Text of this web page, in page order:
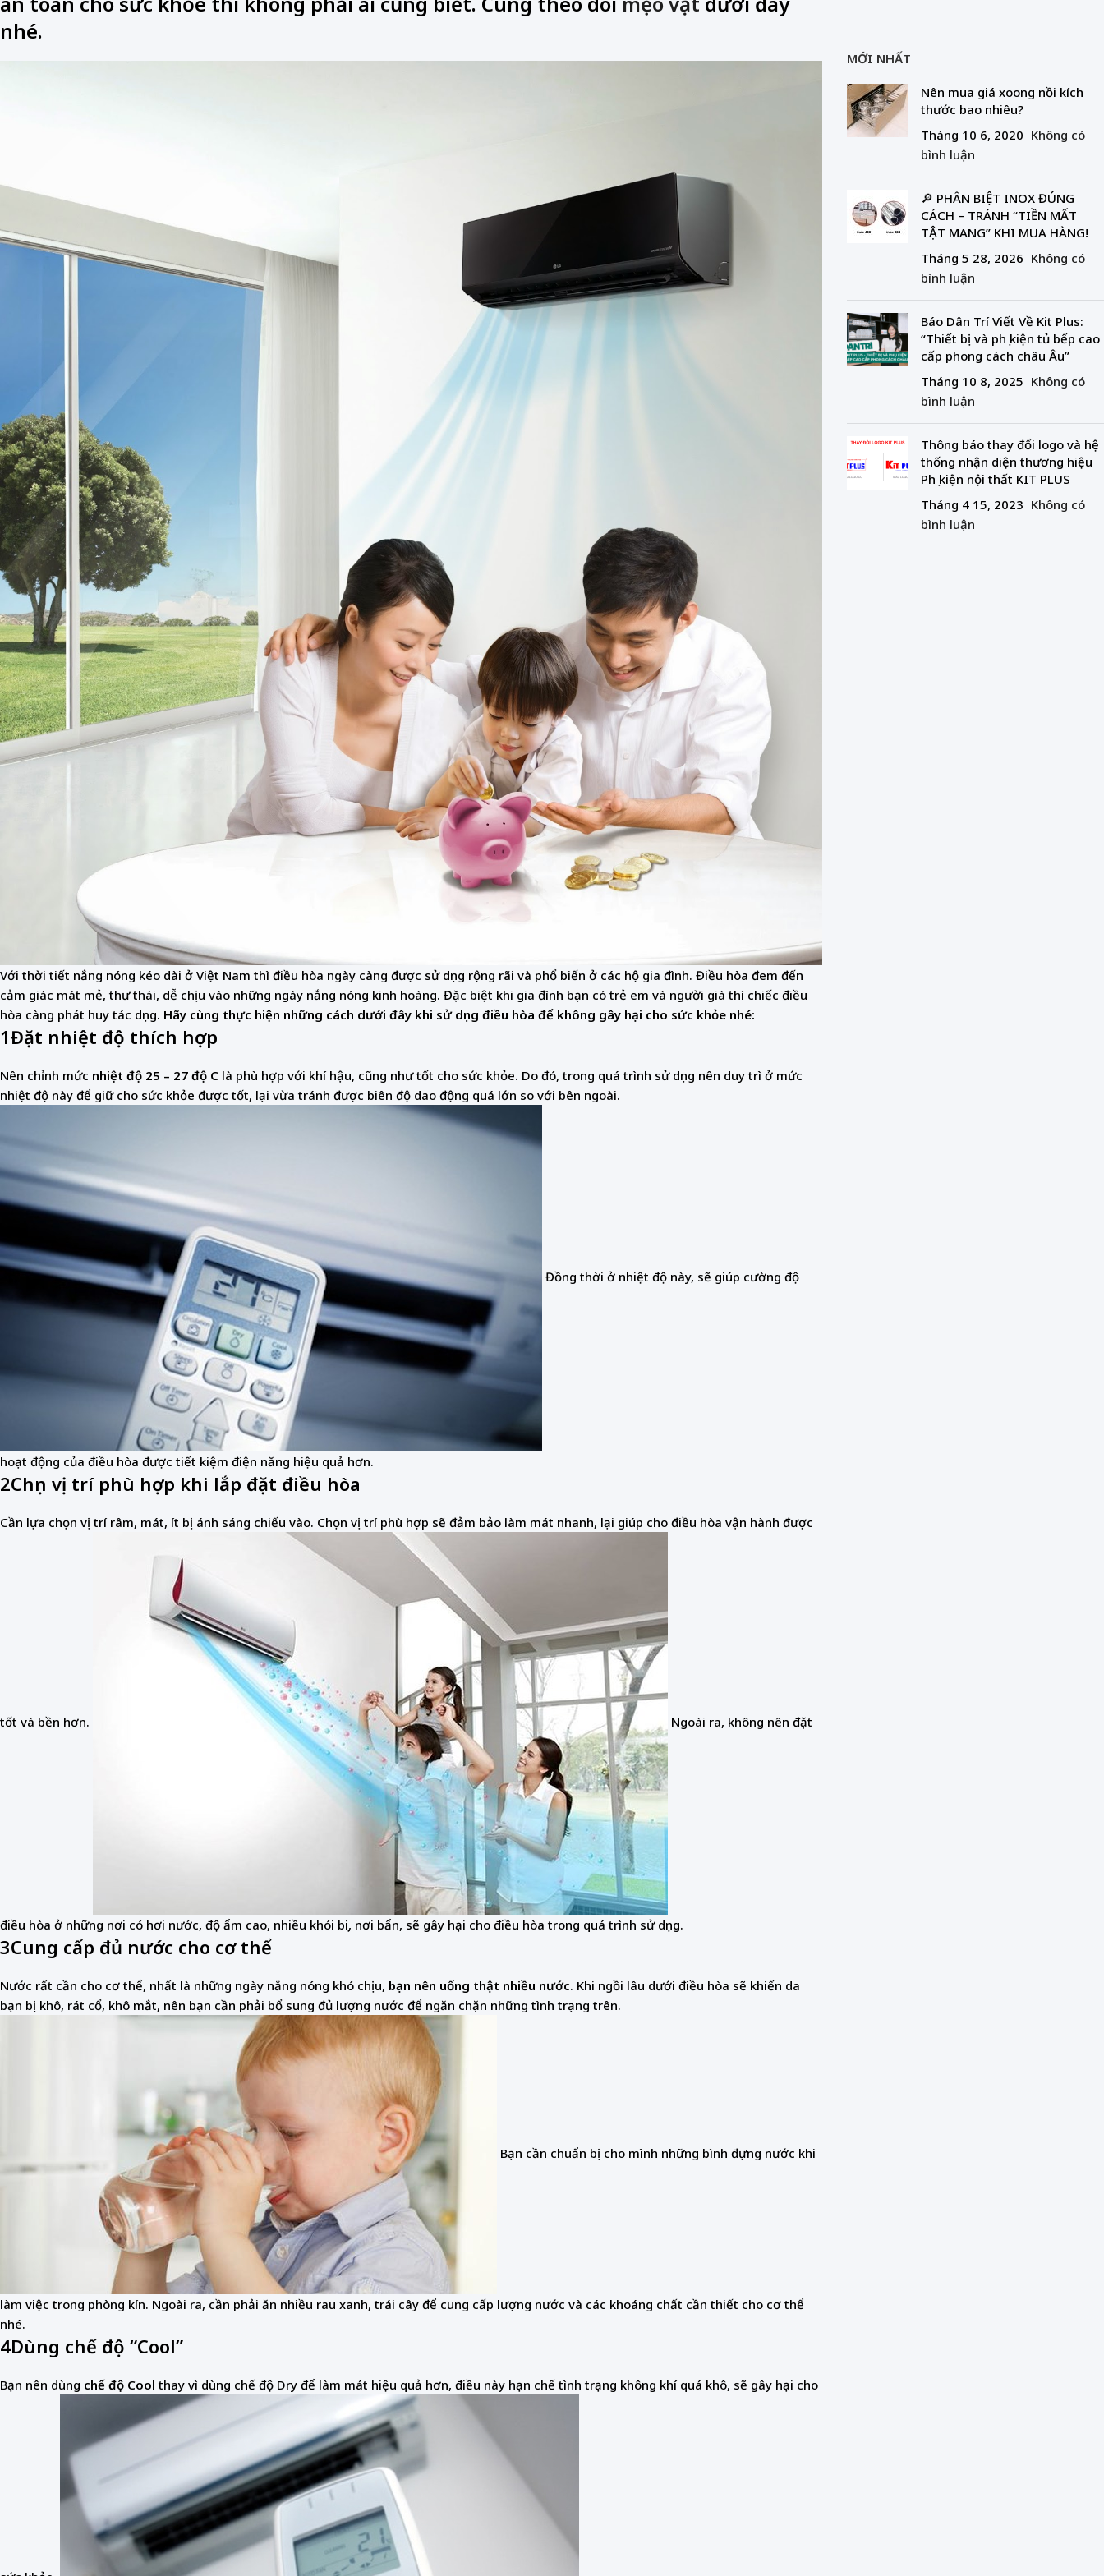
nhé.
Với thời tiết nắng nóng kéo dài ở Việt Nam thì điều hòa ngày càng được sử dụng rộng rãi và phổ biến ở các hộ gia đình. Điều hòa đem đến
cảm giác mát mẻ, thư thái, dễ chịu vào những ngày nắng nóng kinh hoàng. Đặc biệt khi gia đình bạn có trẻ em và người già thì chiếc điều
hòa càng phát huy tác dụng. Hãy cùng thực hiện những cách dưới đây khi sử dụng điều hòa để không gây hại cho sức khỏe nhé:
1Đặt nhiệt độ thích hợp
Nên chỉnh mức nhiệt độ 25 – 27 độ C là phù hợp với khí hậu, cũng như tốt cho sức khỏe. Do đó, trong quá trình sử dụng nên duy trì ở mức
nhiệt độ này để giữ cho sức khỏe được tốt, lại vừa tránh được biên độ dao động quá lớn so với bên ngoài.
Đồng thời ở nhiệt độ này, sẽ giúp cường độ
hoạt động của điều hòa được tiết kiệm điện năng hiệu quả hơn.
2Chọn vị trí phù hợp khi lắp đặt điều hòa
Cần lựa chọn vị trí râm, mát, ít bị ánh sáng chiếu vào. Chọn vị trí phù hợp sẽ đảm bảo làm mát nhanh, lại giúp cho điều hòa vận hành được
tốt và bền hơn. Ngoài ra, không nên đặt
điều hòa ở những nơi có hơi nước, độ ẩm cao, nhiều khói bụi, nơi bẩn, sẽ gây hại cho điều hòa trong quá trình sử dụng.
3Cung cấp đủ nước cho cơ thể
Nước rất cần cho cơ thể, nhất là những ngày nắng nóng khó chịu, bạn nên uống thật nhiều nước. Khi ngồi lâu dưới điều hòa sẽ khiến da
bạn bị khô, rát cổ, khô mắt, nên bạn cần phải bổ sung đủ lượng nước để ngăn chặn những tình trạng trên.
Bạn cần chuẩn bị cho mình những bình đựng nước khi
làm việc trong phòng kín. Ngoài ra, cần phải ăn nhiều rau xanh, trái cây để cung cấp lượng nước và các khoáng chất cần thiết cho cơ thể
nhé.
4Dùng chế độ “Cool”
Bạn nên dùng chế độ Cool thay vì dùng chế độ Dry để làm mát hiệu quả hơn, điều này hạn chế tình trạng không khí quá khô, sẽ gây hại cho
MỚI NHẤT
Nên mua giá xoong nồi kích
thước bao nhiêu?
Tháng 10 6, 2020 Không có
bình luận
🔎 PHÂN BIỆT INOX ĐÚNG
CÁCH – TRÁNH “TIỀN MẤT
TẬT MANG” KHI MUA HÀNG!
Tháng 5 28, 2026 Không có
bình luận
Báo Dân Trí Viết Về Kit Plus:
“Thiết bị và phụ kiện tủ bếp cao
cấp phong cách châu Âu”
Tháng 10 8, 2025 Không có
bình luận
Thông báo thay đổi logo và hệ
thống nhận diện thương hiệu
Phụ kiện nội thất KIT PLUS
Tháng 4 15, 2023 Không có
bình luận